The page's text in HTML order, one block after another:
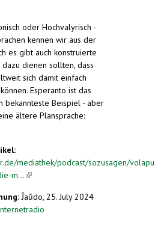
oder Hochvalyrisch -
kennen wir aus der
es gibt auch konstruierte
dazu dienen sollten, dass
sich damit einfach
Esperanto ist das
bekannteste Beispiel - aber
ältere Plansprache:
mediathek/podcast/sozusagen/
m...(link is external)
Ĵaŭdo, 25. July 2024